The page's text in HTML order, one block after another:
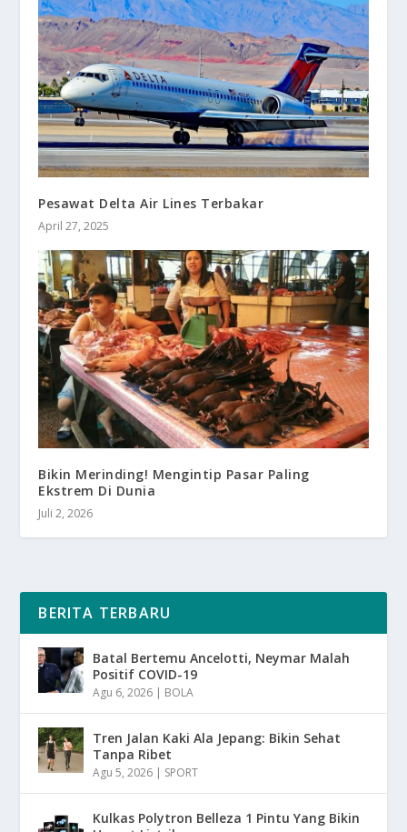
Pesawat Delta Air Lines Terbakar
April 27, 2025
Bikin Merinding! Mengintip Pasar Paling
Ekstrem Di Dunia
Juli 2, 2026
BERITA TERBARU
Batal Bertemu Ancelotti, Neymar Malah
Positif COVID-19
Agu 6, 2026 | BOLA
Tren Jalan Kaki Ala Jepang: Bikin Sehat
Tanpa Ribet
Agu 5, 2026 | SPORT
Kulkas Polytron Belleza 1 Pintu Yang Bikin